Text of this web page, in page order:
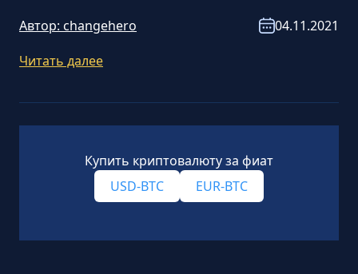
Автор: changehero
04.11.2021
Читать далее
Купить криптовалюту за фиат
USD-BTC
EUR-BTC